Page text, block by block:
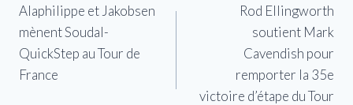
de
l’article
Alaphilippe et Jakobsen
mènent Soudal-
QuickStep au Tour de
France
Rod Ellingworth
soutient Mark
Cavendish pour
remporter la 35e
victoire d’étape du Tour